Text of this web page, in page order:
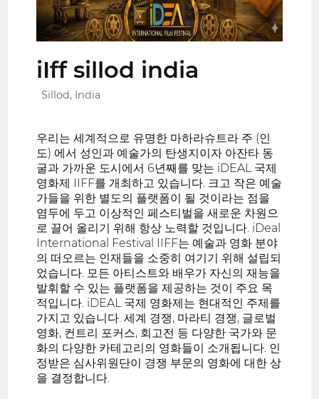
iIff sillod india
Sillod, India
우리는 세계적으로 유명한 마하라슈트라 주 (인
도) 에서 성인과 예술가의 탄생지이자 아잔타 동
굴과 가까운 도시에서 6년째를 맞는 iDEAL 국제
영화제 IIFF를 개최하고 있습니다. 크고 작은 예술
가들을 위한 별도의 플랫폼이 될 것이라는 점을
염두에 두고 이상적인 페스티벌을 새로운 차원으
로 끌어 올리기 위해 항상 노력할 것입니다. iDeal
International Festival IIFF는 예술과 영화 분야
의 떠오르는 인재들을 소중히 여기기 위해 설립되
었습니다. 모든 아티스트와 배우가 자신의 재능을
발휘할 수 있는 플랫폼을 제공하는 것이 주요 목
적입니다. iDEAL 국제 영화제는 현대적인 주제를
가지고 있습니다. 세계 경쟁, 마라티 경쟁, 글로벌
영화, 컨트리 포커스, 회고전 등 다양한 국가와 문
화의 다양한 카테고리의 영화들이 소개됩니다. 인
정받은 심사위원단이 경쟁 부문의 영화에 대한 상
을 결정합니다.